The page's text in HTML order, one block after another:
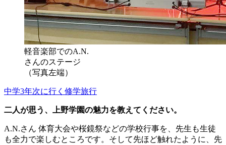
軽音楽部でのA.N.
さんのステージ
（写真左端）
中学3年次に行く修学旅行
二人が思う、上野学園の魅力を教えてください。
A.N.さん 体育大会や桜鏡祭などの学校行事を、先生も生徒
も全力で楽しむところです。そして先ほど触れたように、先